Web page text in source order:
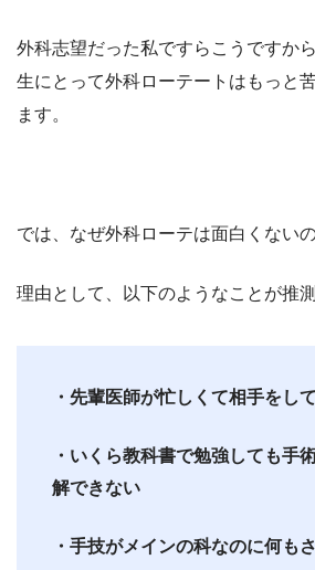
外科志望だった私ですらこうですか
生にとって外科ローテートはもっと
ます。
では、なぜ外科ローテは面白くない
理由として、以下のようなことが推測
・先輩医師が忙しくて相手をし
・いくら教科書で勉強しても手
解できない
・手技がメインの科なのに何も